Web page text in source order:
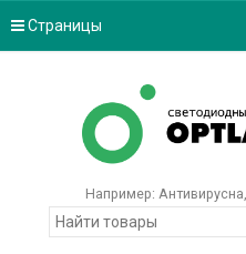
Страницы
Например: Антивирусна